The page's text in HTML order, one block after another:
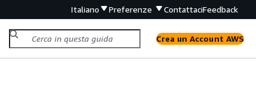
Italiano Preferenze ContattaciFeedback
Crea un Account AWS